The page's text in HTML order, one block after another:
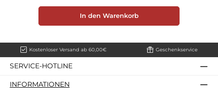
In den Warenkorb
Kostenloser Versand ab 60,00€ Geschenkservice
SERVICE-HOTLINE
INFORMATIONEN